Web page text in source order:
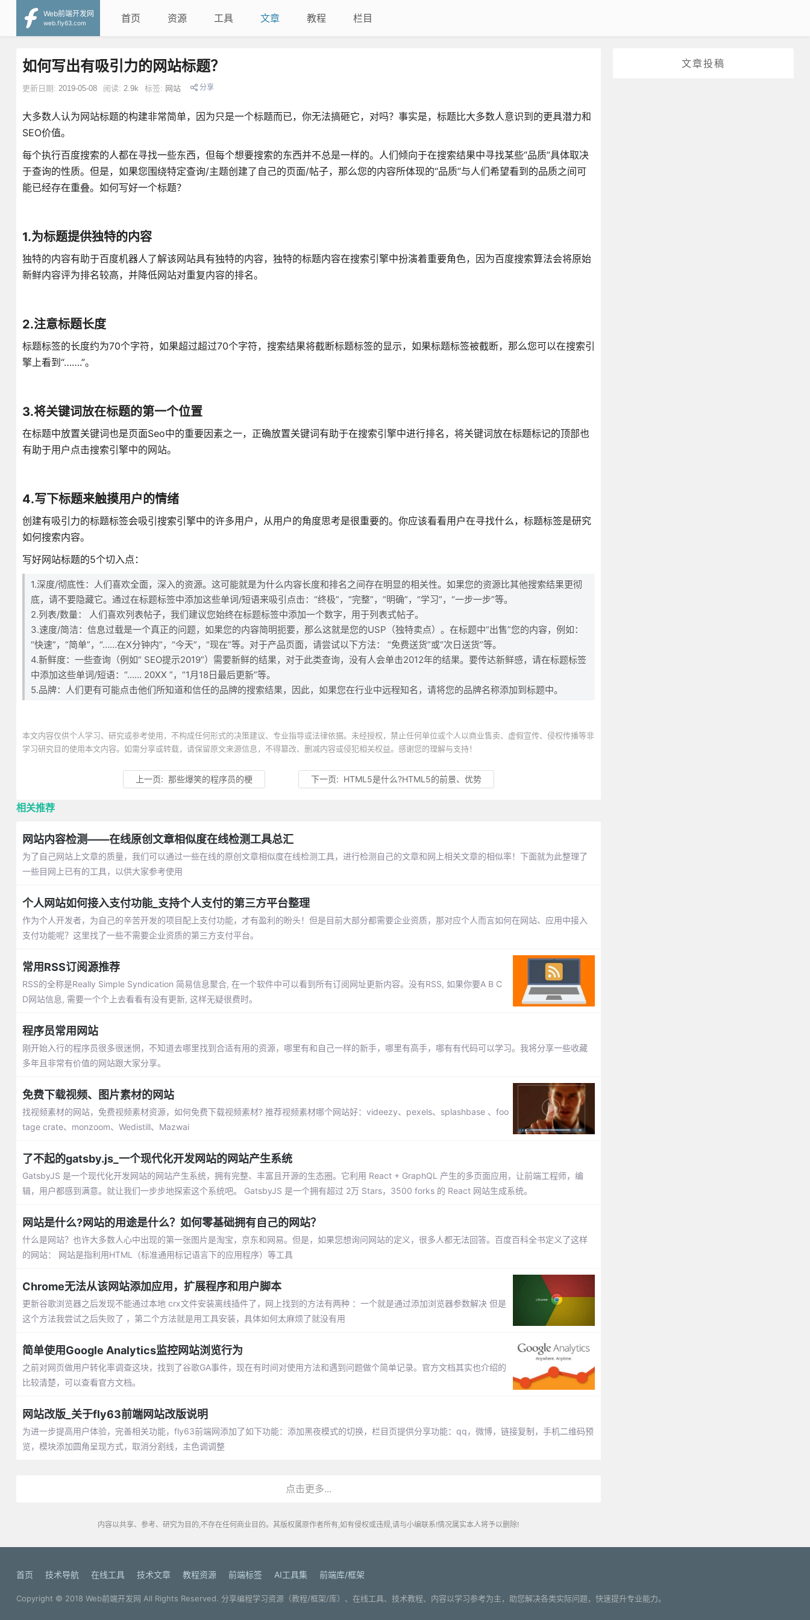
Web前端开发网
web.fly63.com
首页 资源 工具 文章 教程 栏目
文章投稿
如何写出有吸引力的网站标题？
更新日期: 2019-05-08 阅读: 2.9k 标签: 网站 分享
大多数人认为网站标题的构建非常简单，因为只是一个标题而已，你无法搞砸它，对吗？事实是，标题比大多数人意识到的更具潜力和
SEO价值。
每个执行百度搜索的人都在寻找一些东西，但每个想要搜索的东西并不总是一样的。人们倾向于在搜索结果中寻找某些“品质”具体取决
于查询的性质。但是，如果您围绕特定查询/主题创建了自己的页面/帖子，那么您的内容所体现的“品质”与人们希望看到的品质之间可
能已经存在重叠。如何写好一个标题？
1.为标题提供独特的内容
独特的内容有助于百度机器人了解该网站具有独特的内容，独特的标题内容在搜索引擎中扮演着重要角色，因为百度搜索算法会将原始
新鲜内容评为排名较高，并降低网站对重复内容的排名。
2.注意标题长度
标题标签的长度约为70个字符，如果超过超过70个字符，搜索结果将截断标题标签的显示，如果标题标签被截断，那么您可以在搜索引
擎上看到“…….”。
3.将关键词放在标题的第一个位置
在标题中放置关键词也是页面Seo中的重要因素之一，正确放置关键词有助于在搜索引擎中进行排名，将关键词放在标题标记的顶部也
有助于用户点击搜索引擎中的网站。
4.写下标题来触摸用户的情绪
创建有吸引力的标题标签会吸引搜索引擎中的许多用户，从用户的角度思考是很重要的。你应该看看用户在寻找什么，标题标签是研究
如何搜索内容。
写好网站标题的5个切入点：
1.深度/彻底性：人们喜欢全面，深入的资源。这可能就是为什么内容长度和排名之间存在明显的相关性。如果您的资源比其他搜索结果更彻
底，请不要隐藏它。通过在标题标签中添加这些单词/短语来吸引点击：“终极”，“完整”，“明确”，“学习”，“一步一步”等。
2.列表/数量： 人们喜欢列表帖子，我们建议您始终在标题标签中添加一个数字，用于列表式帖子。
3.速度/简洁：信息过载是一个真正的问题，如果您的内容简明扼要，那么这就是您的USP（独特卖点）。在标题中“出售”您的内容，例如：
“快速”，“简单”，“……在X分钟内”，“今天”，“现在”等。对于产品页面，请尝试以下方法： “免费送货”或“次日送货”等。
4.新鲜度：一些查询（例如“ SEO提示2019”）需要新鲜的结果，对于此类查询，没有人会单击2012年的结果。要传达新鲜感，请在标题标签
中添加这些单词/短语：“…… 20XX ”，“1月18日最后更新”等。
5.品牌：人们更有可能点击他们所知道和信任的品牌的搜索结果，因此，如果您在行业中远程知名，请将您的品牌名称添加到标题中。
本文内容仅供个人学习、研究或参考使用，不构成任何形式的决策建议、专业指导或法律依据。未经授权，禁止任何单位或个人以商业售卖、虚假宣传、侵权传播等非
学习研究目的使用本文内容。如需分享或转载，请保留原文来源信息，不得篡改、删减内容或侵犯相关权益。感谢您的理解与支持！
上一页: 那些爆笑的程序员的梗 下一页: HTML5是什么?HTML5的前景、优势
相关推荐
网站内容检测——在线原创文章相似度在线检测工具总汇
为了自己网站上文章的质量，我们可以通过一些在线的原创文章相似度在线检测工具，进行检测自己的文章和网上相关文章的相似率！下面就为此整理了
一些目网上已有的工具，以供大家参考使用
个人网站如何接入支付功能_支持个人支付的第三方平台整理
作为个人开发者，为自己的辛苦开发的项目配上支付功能，才有盈利的盼头！但是目前大部分都需要企业资质，那对应个人而言如何在网站、应用中接入
支付功能呢？这里找了一些不需要企业资质的第三方支付平台。
常用RSS订阅源推荐
RSS的全称是Really Simple Syndication 简易信息聚合, 在一个软件中可以看到所有订阅网址更新内容。没有RSS, 如果你要A B C
D网站信息, 需要一个个上去看看有没有更新, 这样无疑很费时。
程序员常用网站
刚开始入行的程序员很多很迷惘，不知道去哪里找到合适有用的资源，哪里有和自己一样的新手，哪里有高手，哪有有代码可以学习。我将分享一些收藏
多年且非常有价值的网站跟大家分享。
免费下载视频、图片素材的网站
找视频素材的网站，免费视频素材资源，如何免费下载视频素材? 推荐视频素材哪个网站好：videezy、pexels、splashbase 、foo
tage crate、monzoom、Wedistill、Mazwai
了不起的gatsby.js_一个现代化开发网站的网站产生系统
GatsbyJS 是一个现代化开发网站的网站产生系统，拥有完整、丰富且开源的生态圈。它利用 React + GraphQL 产生的多页面应用，让前端工程师，编
辑，用户都感到满意。就让我们一步步地探索这个系统吧。 GatsbyJS 是一个拥有超过 2万 Stars，3500 forks 的 React 网站生成系统。
网站是什么?网站的用途是什么？如何零基础拥有自己的网站？
什么是网站？也许大多数人心中出现的第一张图片是淘宝，京东和网易。但是，如果您想询问网站的定义，很多人都无法回答。百度百科全书定义了这样
的网站： 网站是指利用HTML（标准通用标记语言下的应用程序）等工具
Chrome无法从该网站添加应用，扩展程序和用户脚本
更新谷歌浏览器之后发现不能通过本地 crx文件安装离线插件了，网上找到的方法有两种 ：一个就是通过添加浏览器参数解决 但是
这个方法我尝试之后失败了 ，第二个方法就是用工具安装，具体如何太麻烦了就没有用
简单使用Google Analytics监控网站浏览行为
之前对网页做用户转化率调查这块，找到了谷歌GA事件，现在有时间对使用方法和遇到问题做个简单记录。官方文档其实也介绍的
比较清楚，可以查看官方文档。
网站改版_关于fly63前端网站改版说明
为进一步提高用户体验，完善相关功能，fly63前端网添加了如下功能：添加黑夜模式的切换，栏目页提供分享功能：qq，微博，链接复制，手机二维码预
览，模块添加圆角呈现方式，取消分割线，主色调调整
点击更多...
内容以共享、参考、研究为目的,不存在任何商业目的。其版权属原作者所有,如有侵权或违规,请与小编联系!情况属实本人将予以删除!
首页 技术导航 在线工具 技术文章 教程资源 前端标签 AI工具集 前端库/框架
Copyright © 2018 Web前端开发网 All Rights Reserved. 分享编程学习资源（教程/框架/库）、在线工具、技术教程、内容以学习参考为主，助您解决各类实际问题，快速提升专业能力。